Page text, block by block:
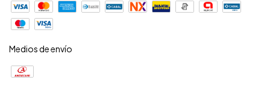
Medios de envío